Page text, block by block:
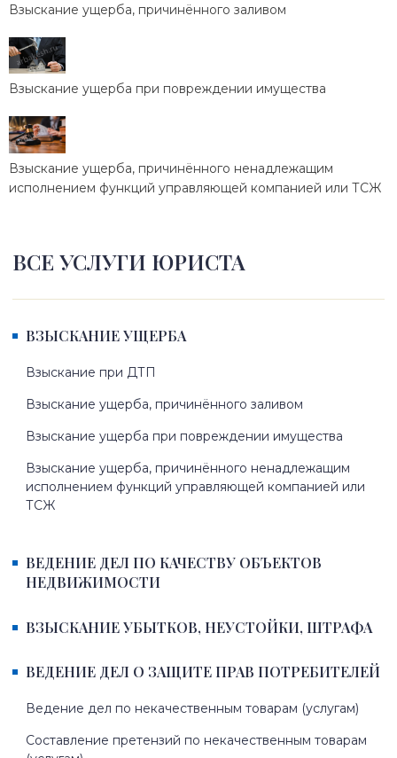
Взыскание ущерба, причинённого заливом
Взыскание ущерба при повреждении имущества
Взыскание ущерба, причинённого ненадлежащим
исполнением функций управляющей компанией или ТСЖ
ВСЕ УСЛУГИ ЮРИСТА
ВЗЫСКАНИЕ УЩЕРБА
Взыскание при ДТП
Взыскание ущерба, причинённого заливом
Взыскание ущерба при повреждении имущества
Взыскание ущерба, причинённого ненадлежащим
исполнением функций управляющей компанией или
ТСЖ
ВЕДЕНИЕ ДЕЛ ПО КАЧЕСТВУ ОБЪЕКТОВ
НЕДВИЖИМОСТИ
ВЗЫСКАНИЕ УБЫТКОВ, НЕУСТОЙКИ, ШТРАФА
ВЕДЕНИЕ ДЕЛ О ЗАЩИТЕ ПРАВ ПОТРЕБИТЕЛЕЙ
Ведение дел по некачественным товарам (услугам)
Составление претензий по некачественным товарам